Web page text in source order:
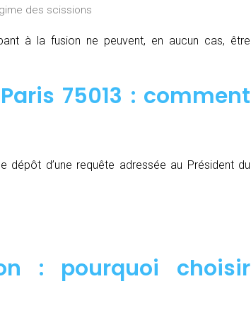
des scissions
à la fusion ne peuvent, en aucun cas, être
75013 : comment
d’une requête adressée au Président du
: pourquoi choisir